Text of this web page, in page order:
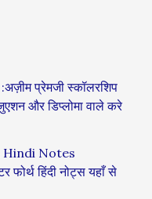
प्रेमजी स्कॉलरशिप
और डिप्लोमा वाले करे
Hindi Notes
हिंदी नोट्स यहाँ से